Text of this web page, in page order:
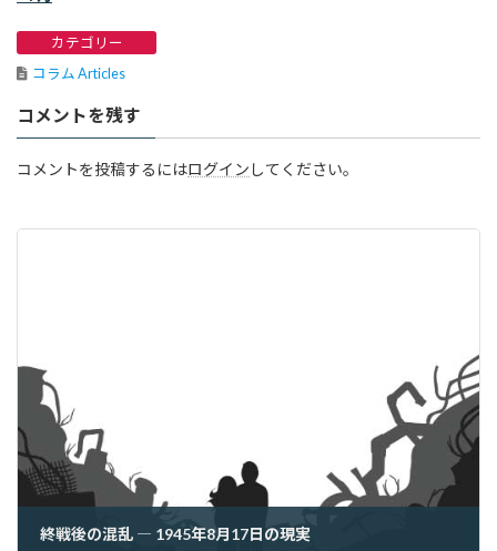
カテゴリー
コラム Articles
コメントを残す
コメントを投稿するにはログイン してください。
終戦後の混乱 ― 1945年8月17日の現実